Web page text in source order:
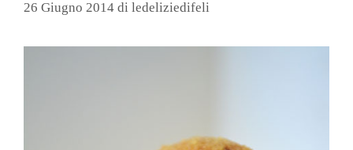
26 Giugno 2014 di ledeliziedifeli